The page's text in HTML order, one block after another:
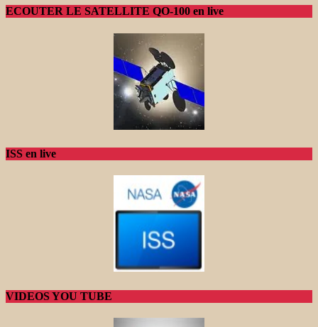
ECOUTER LE SATELLITE QO-100 en live
ISS en live
VIDEOS YOU TUBE